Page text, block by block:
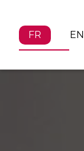
FR EN